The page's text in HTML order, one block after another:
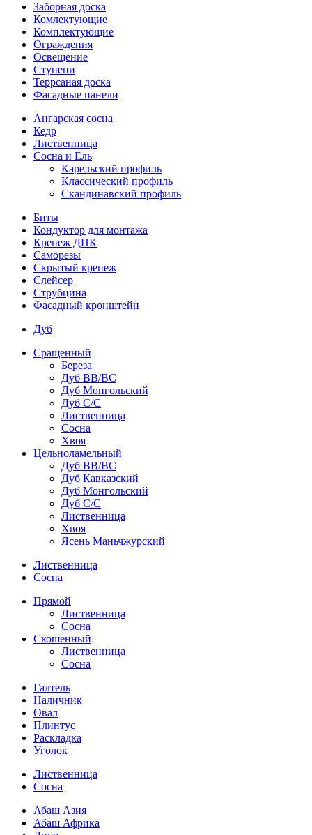
Заборная доска
Комлектующие
Комплектующие
Ограждения
Освещение
Ступени
Террсаная доска
Фасадные панели
Ангарская сосна
Кедр
Лиственница
Сосна и Ель
Карельский профиль
Классический профиль
Скандинавский профиль
Биты
Кондуктор для монтажа
Крепеж ДПК
Саморезы
Скрытый крепеж
Слейсер
Струбцина
Фасадный кронштейн
Дуб
Сращенный
Береза
Дуб ВВ/ВС
Дуб Монгольский
Дуб С/С
Лиственница
Сосна
Хвоя
Цельноламельный
Дуб ВВ/ВС
Дуб Кавказский
Дуб Монгольский
Дуб С/С
Лиственница
Хвоя
Ясень Маньчжурский
Лиственница
Сосна
Прямой
Лиственница
Сосна
Скошенный
Лиственница
Сосна
Галтель
Наличник
Овал
Плинтус
Раскладка
Уголок
Лиственница
Сосна
Абаш Азия
Абаш Африка